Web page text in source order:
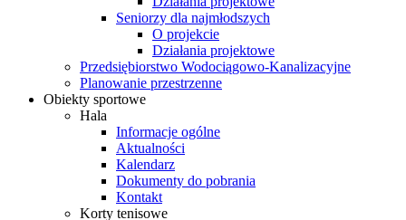
Seniorzy dla najmłodszych
O projekcie
Działania projektowe
Przedsiębiorstwo Wodociągowo-Kanalizacyjne
Planowanie przestrzenne
Obiekty sportowe
Hala
Informacje ogólne
Aktualności
Kalendarz
Dokumenty do pobrania
Kontakt
Korty tenisowe